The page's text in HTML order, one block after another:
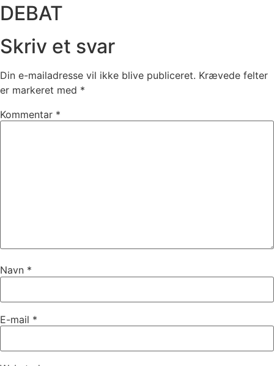
DEBAT
Skriv et svar
Din e-mailadresse vil ikke blive publiceret. Krævede felter
er markeret med *
Kommentar *
Navn *
E-mail *